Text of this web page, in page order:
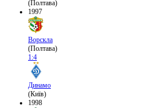
(Полтава)
1997
Ворскла
(Полтава)
1:4
Динамо
(Київ)
1998